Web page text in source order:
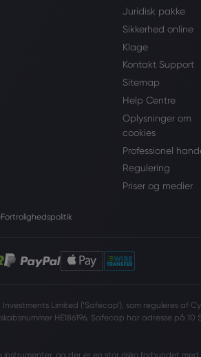
Juridisk pakke
Sikkerhed online
Klage
Kontakt Support
Sitemap
Help Centre
Oplysninger om
cookies
Professionel
Regulering
Priser og medier
Fortrolighedspolitik
Limited (‘Safecap’), som reguleres af
HE186196. Safecap har adresse på 10
instrumenter, og der er en stor risiko forbundet